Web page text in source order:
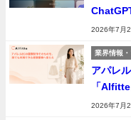
2026年7月
業界情報
アパレ
「
2026年7月